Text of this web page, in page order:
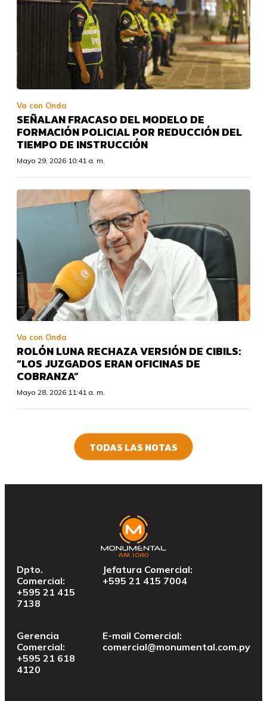
Va con Onda
SEÑALAN FRACASO DEL MODELO DE
FORMACIÓN POLICIAL POR REDUCCIÓN DEL
TIEMPO DE INSTRUCCIÓN
Mayo 29, 2026 10:41 a. m.
Va con Onda
ROLÓN LUNA RECHAZA VERSIÓN DE CIBILS:
“LOS JUZGADOS ERAN OFICINAS DE
COBRANZA”
Mayo 28, 2026 11:41 a. m.
TODAS LAS NOTAS
Dpto.
Comercial:
+595 21 415
7138
Jefatura Comercial:
+595 21 415 7004
Gerencia
Comercial:
+595 21 618
4120
E-mail Comercial:
comercial@monumental.com.py